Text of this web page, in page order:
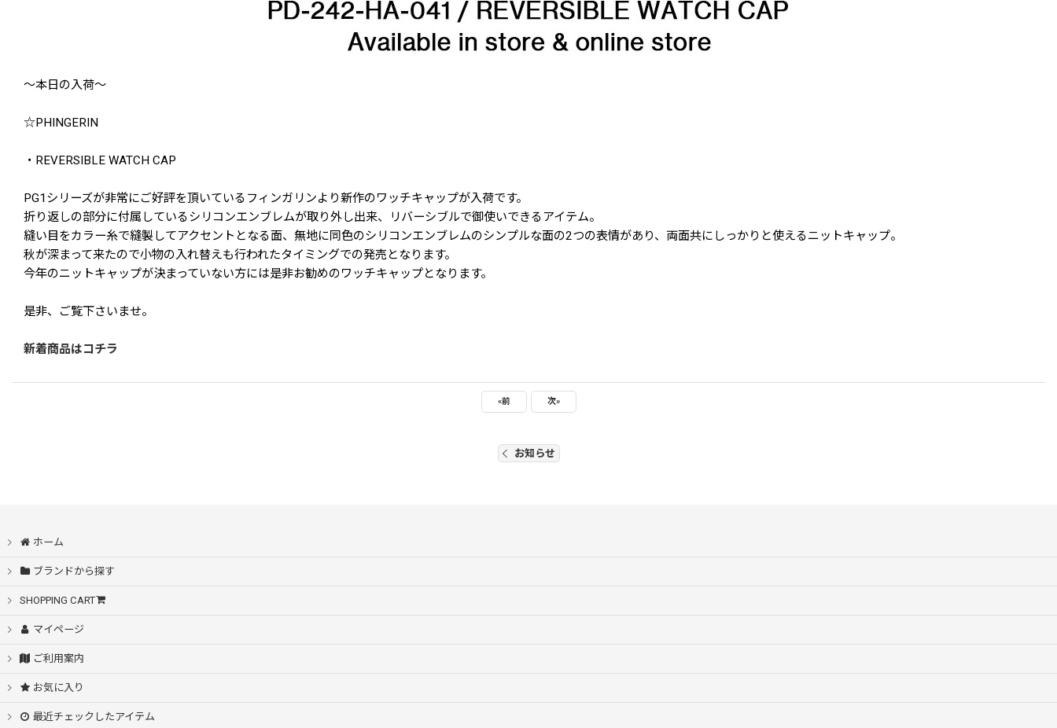
〜本日の入荷〜
☆PHINGERIN
・REVERSIBLE WATCH CAP
PG1シリーズが非常にご好評を頂いているフィンガリンより新作のワッチキャップが入荷です。
折り返しの部分に付属しているシリコンエンブレムが取り外し出来、リバーシブルで御使いできるアイテム。
縫い目をカラー糸で縫製してアクセントとなる面、無地に同色のシリコンエンブレムのシンプルな面の2つの表情があり、両面共にしっかりと使えるニットキャップ。
秋が深まって来たので小物の入れ替えも行われたタイミングでの発売となります。
今年のニットキャップが決まっていない方には是非お勧めのワッチキャップとなります。
是非、ご覧下さいませ。
新着商品はコチラ
«前 次»
お知らせ
ホーム
ブランドから探す
SHOPPING CART
マイページ
ご利用案内
お気に入り
最近チェックしたアイテム